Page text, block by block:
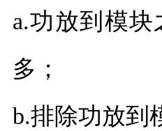
a.功放到模
多；
b.排除功放到